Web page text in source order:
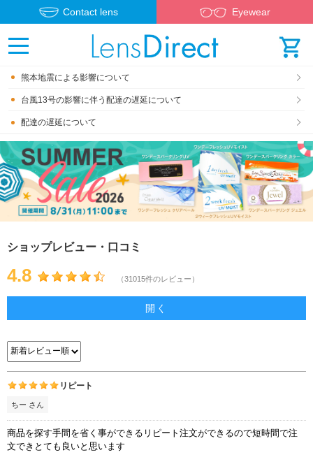
Contact lens Eyewear
熊本地震による影響について
台風13号の影響に伴う配達の遅延について
配達の遅延について
ショップレビュー・口コミ
4.8 （31015件のレビュー）
開く
リピート
ちー さん
商品を探す手間を省く事ができるリピート注文ができるので短時間で注
文できとても良いと思います